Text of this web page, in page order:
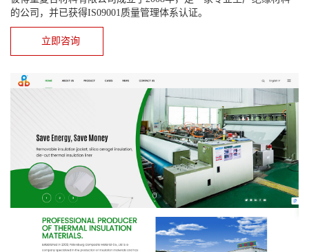
的公司，并已获得IS09001质量管理体系认证。
立即咨询